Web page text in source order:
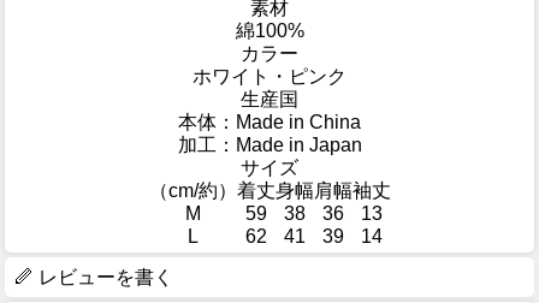
素材
綿100%
カラー
ホワイト・ピンク
生産国
本体：Made in China
加工：Made in Japan
サイズ
（cm/約） 着丈身幅肩幅袖丈
M
59 38 36
13
L
62 41 39
14
レビューを書く